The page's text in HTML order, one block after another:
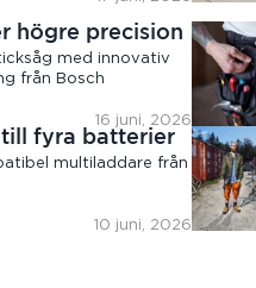
högre precision
med innovativ
från Bosch
16 juni, 2026
fyra batterier
multiladdare från
10 juni, 2026